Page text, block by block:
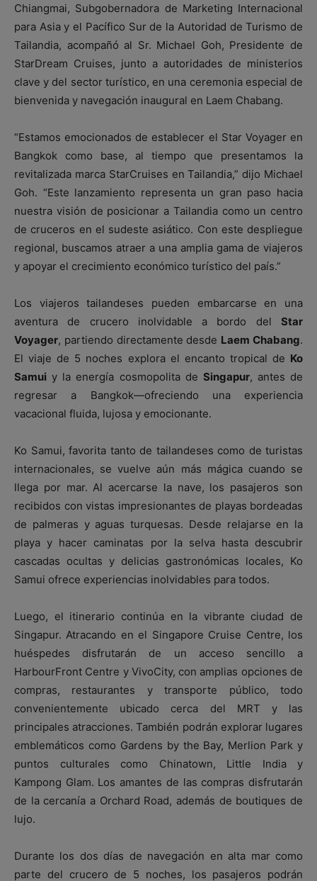
Chiangmai, Subgobernadora de Marketing Internacional
para Asia y el Pacífico Sur de la Autoridad de Turismo de
Tailandia, acompañó al Sr. Michael Goh, Presidente de
StarDream Cruises, junto a autoridades de ministerios
clave y del sector turístico, en una ceremonia especial de
bienvenida y navegación inaugural en Laem Chabang.
“Estamos emocionados de establecer el Star Voyager en
Bangkok como base, al tiempo que presentamos la
revitalizada marca StarCruises en Tailandia,” dijo Michael
Goh. “Este lanzamiento representa un gran paso hacia
nuestra visión de posicionar a Tailandia como un centro
de cruceros en el sudeste asiático. Con este despliegue
regional, buscamos atraer a una amplia gama de viajeros
y apoyar el crecimiento económico turístico del país.”
Los viajeros tailandeses pueden embarcarse en una
aventura de crucero inolvidable a bordo del Star
Voyager, partiendo directamente desde Laem Chabang.
El viaje de 5 noches explora el encanto tropical de Ko
Samui y la energía cosmopolita de Singapur, antes de
regresar a Bangkok—ofreciendo una experiencia
vacacional fluida, lujosa y emocionante.
Ko Samui, favorita tanto de tailandeses como de turistas
internacionales, se vuelve aún más mágica cuando se
llega por mar. Al acercarse la nave, los pasajeros son
recibidos con vistas impresionantes de playas bordeadas
de palmeras y aguas turquesas. Desde relajarse en la
playa y hacer caminatas por la selva hasta descubrir
cascadas ocultas y delicias gastronómicas locales, Ko
Samui ofrece experiencias inolvidables para todos.
Luego, el itinerario continúa en la vibrante ciudad de
Singapur. Atracando en el Singapore Cruise Centre, los
huéspedes disfrutarán de un acceso sencillo a
HarbourFront Centre y VivoCity, con amplias opciones de
compras, restaurantes y transporte público, todo
convenientemente ubicado cerca del MRT y las
principales atracciones. También podrán explorar lugares
emblemáticos como Gardens by the Bay, Merlion Park y
puntos culturales como Chinatown, Little India y
Kampong Glam. Los amantes de las compras disfrutarán
de la cercanía a Orchard Road, además de boutiques de
lujo.
Durante los dos días de navegación en alta mar como
parte del crucero de 5 noches, los pasajeros podrán